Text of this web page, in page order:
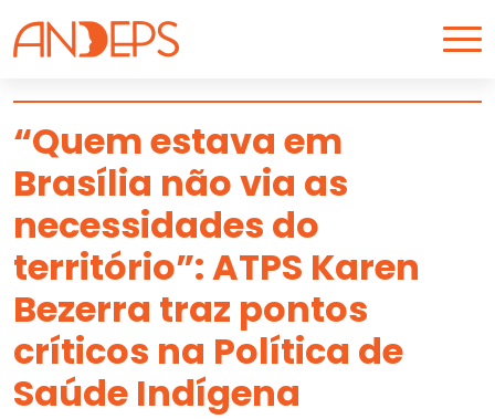
Skip to content
ARTIGO
“Quem estava em
Brasília não via as
necessidades do
território”: ATPS Karen
Bezerra traz pontos
críticos na Política de
Saúde Indígena